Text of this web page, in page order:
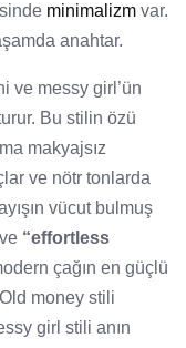
minimalizm var.
anahtar.
ve messy girl’ün
Bu stilin özü
makyajsız
ve nötr tonlarda
vücut bulmuş
“effortless
çağın en güçlü
money stili
girl stili anın